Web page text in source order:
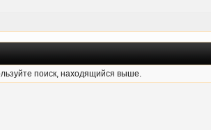
поиск, находящийся выше.